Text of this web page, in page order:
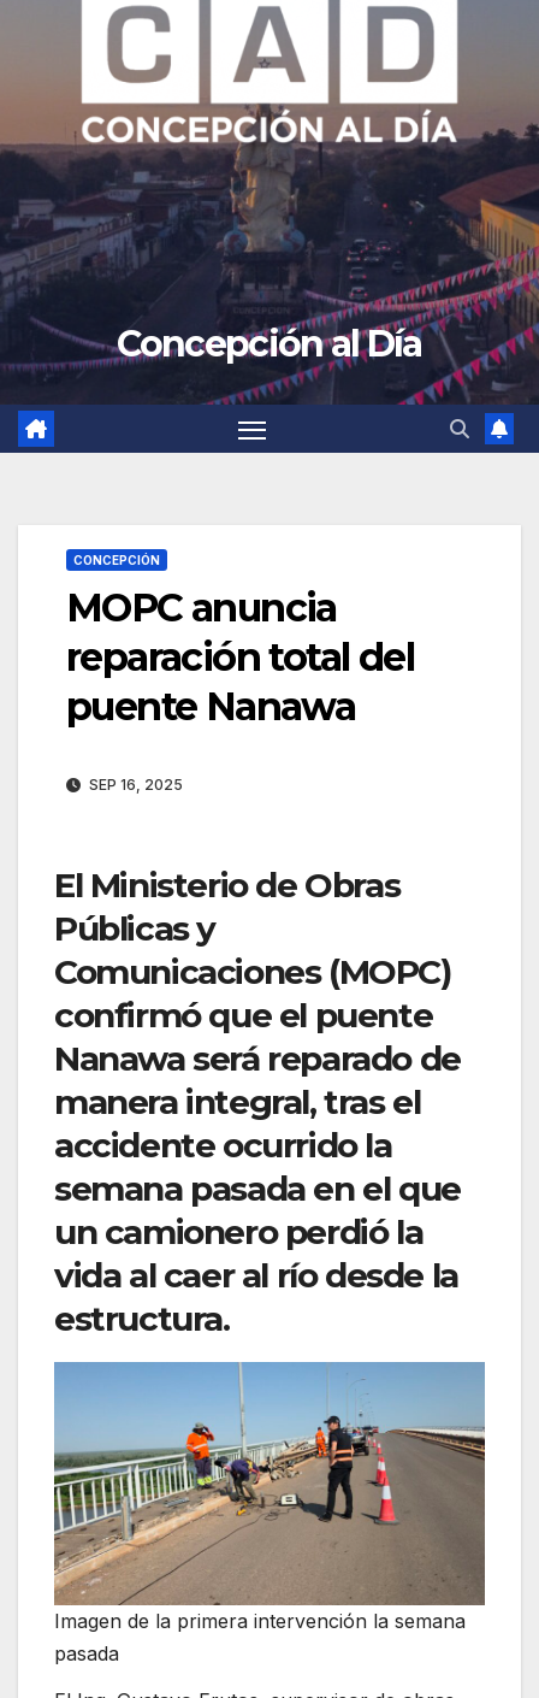
Concepción al Día
CONCEPCIÓN
MOPC anuncia
reparación total del
puente Nanawa
SEP 16, 2025
El Ministerio de Obras
Públicas y
Comunicaciones (MOPC)
confirmó que el puente
Nanawa será reparado de
manera integral, tras el
accidente ocurrido la
semana pasada en el que
un camionero perdió la
vida al caer al río desde la
estructura.
Imagen de la primera intervención la semana
pasada